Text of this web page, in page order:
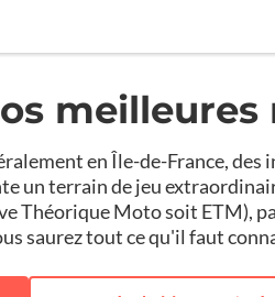
meilleures
en Île-de-France,
un terrain de jeu
Moto soit ETM),
saurez tout ce qu'il faut